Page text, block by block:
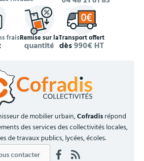
fraisRemise sur la
quantité
Transport offert
dès990€ HT
de mobilier urbain,Cofradisrépond
des services des collectivités locales,
de travaux publics, lycées, écoles.
contacter